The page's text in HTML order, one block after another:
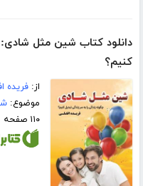
دانلود کتاب شین مثل شادی:
کنیم؟
از:فریده
موضوع:
۱۱۰ صفحه